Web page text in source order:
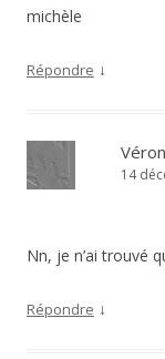
michèle
Répondre ↓
14
Nn, je n’ai trouvé
Répondre ↓